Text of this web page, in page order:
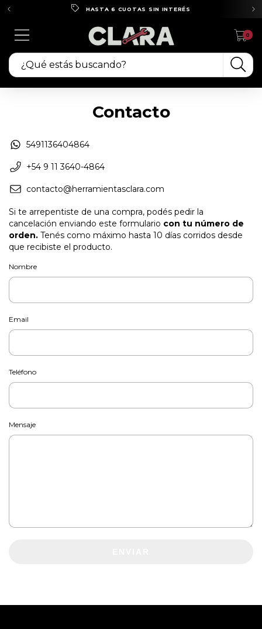
HASTA 6 CUOTAS SIN INTERÉS
0
Contacto
5491136404864
+54 9 11 3640-4864
contacto@herramientasclara.com
Si te arrepentiste de una compra, podés pedir la
cancelación enviando este formulario con tu número de
orden. Tenés como máximo hasta 10 días corridos desde
que recibiste el producto.
Nombre
Email
Teléfono
Mensaje